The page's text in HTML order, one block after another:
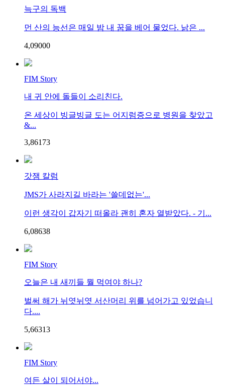
늑구의 독백
먼 산의 능선은 매일 밤 내 꿈을 베어 물었다. 낡은 ...
4,09000
FIM Story
내 귀 안에 돌들이 소리친다.
온 세상이 빙글빙글 도는 어지럼증으로 병원을 찾았고
&...
3,861 73
갓잼 칼럼
JMS가 사라지길 바라는 '쓸데없는'...
이런 생각이 갑자기 떠올라 괜히 혼자 열받았다. - 기...
6,08638
FIM Story
오늘은 내 새끼들 뭘 먹여야 하나?
벌써 해가 뉘엿뉘엿 서산머리 위를 넘어가고 있었습니
다....
5,66313
FIM Story
여든 살이 되어서야...